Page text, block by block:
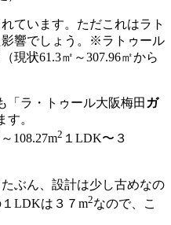
ています。ただこれはラト
響でしょう。※ラトゥール
現状61.3㎡～307.96㎡から
「ラ・トゥール大阪梅田 ガ
す。
～108.27m2 １LDK〜３
ぶん、設計は少し古めなの
LDKは３７m2なので、こ